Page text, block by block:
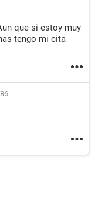
que si estoy muy
tengo mi cita